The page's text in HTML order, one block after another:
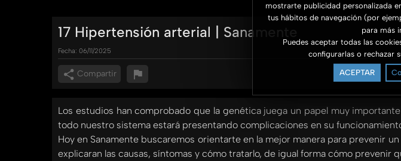
mostrarte publicidad personalizada
tus hábitos de navegación (por
para más
Puedes aceptar todas las
configurarlas o rechazar
ACEPTAR
17 Hipertensión arterial | Sanamente
Fecha: 06/11/2025
Compartir
Los estudios han comprobado que la genética juega un papel muy
todo nuestro sistema estará presentando complicaciones en su
Hoy en Sanamente buscaremos orientarte en la mejor manera para prevenir
explicaran las causas, síntomas y cómo tratarlo, de igual forma cómo prevenir